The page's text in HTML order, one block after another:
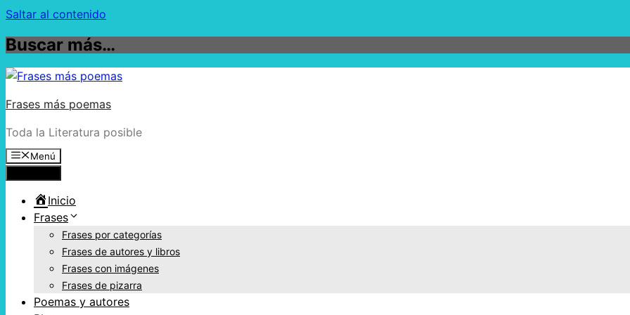
Saltar al contenido
Buscar más…
Frases más poemas
Toda la Literatura posible
Menú
Inicio
Frases
Frases por categorías
Frases de autores y libros
Frases con imágenes
Frases de pizarra
Poemas y autores